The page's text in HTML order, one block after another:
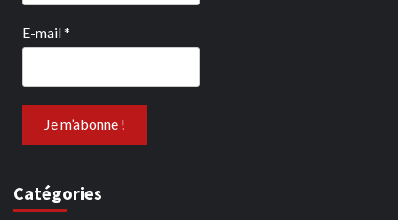
E-mail*
Catégories